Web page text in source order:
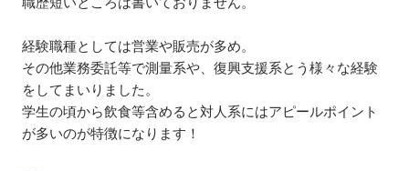
経験職種としては営業や販売が多め。
その他業務委託等で測量系や、復興支援系とう様々な経験
をしてまいりました。
学生の頃から飲食等含めると対人系にはアピールポイント